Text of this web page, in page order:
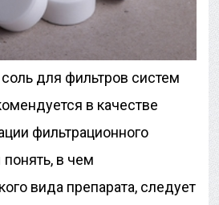
для фильтров систем
в качестве
фильтрационного
в чем
вида препарата, следует